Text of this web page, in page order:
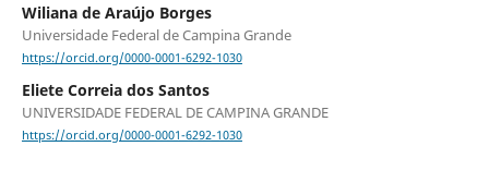
Wiliana de Araújo Borges
Universidade Federal de Campina Grande
https://orcid.org/0000-0001-6292-1030
Eliete Correia dos Santos
UNIVERSIDADE FEDERAL DE CAMPINA GRANDE
https://orcid.org/0000-0001-6292-1030